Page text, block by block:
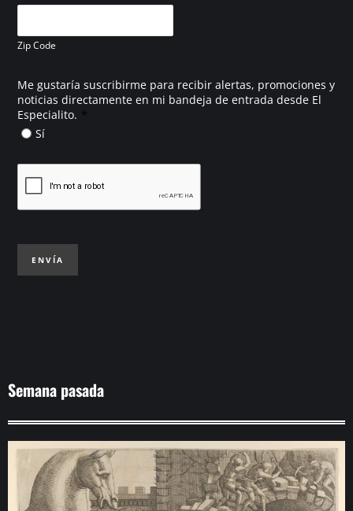
Zip Code
Me gustaría suscribirme para recibir alertas, promociones y
noticias directamente en mi bandeja de entrada desde El
Especialito. *
Sí
ENVÍA
Semana pasada